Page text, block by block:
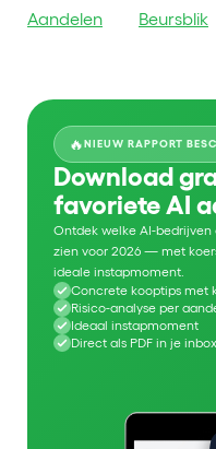
Aandelen
Beursblik
🔥NIEUW RAPPORT
Download
favoriete AI
Ontdek welke AI-bedrijven
zien voor 2026 — met
ideale instapmoment.
Concrete kooptips met
Risico-analyse per
Ideaal instapmoment
Direct als PDF in je inbox